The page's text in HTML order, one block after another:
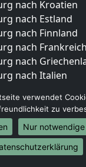
nach Kroatien
nach Estland
nach Finnland
nach Frankreich
nach
nach Italien
nach
nach
nach Norwegen
verwendet
zu
Nur